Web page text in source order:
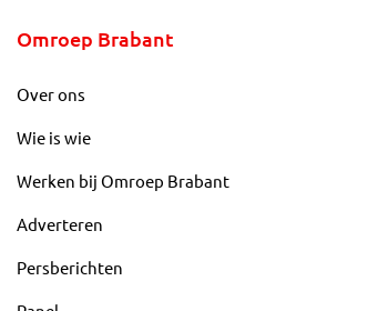
Omroep Brabant
Over ons
Wie is wie
Werken bij Omroep Brabant
Adverteren
Persberichten